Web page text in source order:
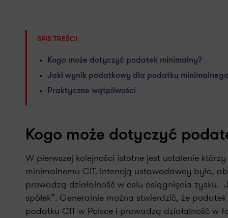
SPIS TREŚCI
Kogo może dotyczyć podatek minimalny?
Jaki wynik podatkowy dla podatku
Praktyczne wątpliwości
Kogo może dotyczyć
W pierwszej kolejności istotne jest ustalenie
minimalnemu CIT. Intencją ustawodawcy było,
prowadzą działalność w celu osiągnięcia zysku.
spółek”. Generalnie można stwierdzić, że
podatku CIT w Polsce i prowadzą działalność w